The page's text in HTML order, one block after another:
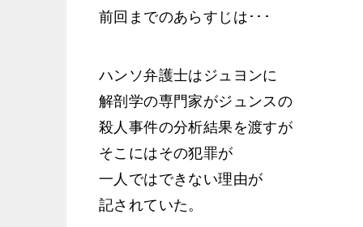
前回までのあらすじは･･･
ハンソ弁護士はジュヨンに
解剖学の専門家がジュンスの
殺人事件の分析結果を渡すが
そこにはその犯罪が
一人ではできない理由が
記されていた。